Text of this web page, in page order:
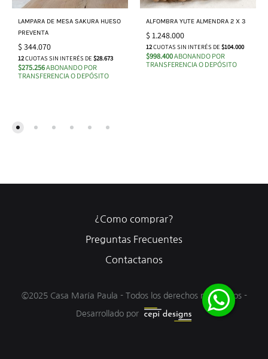
LAMPARA DE MESA SAKURA HUESO
PREVENTA
$ 344.070
12CUOTAS SIN INTERÉS DE $28.673
$275.256ABONANDO POR
TRANSFERENCIA O DEPÓSITO
ALFOMBRA YUTE ALMENDRA 2 X 3
$ 1.248.000
12CUOTAS SIN INTERÉS DE $104.000
$998.400ABONANDO POR
TRANSFERENCIA O DEPÓSITO
©2025 Casa María Paula - Todos los derechos reservados -
Desarrollado por
¿Como comprar?
Preguntas Frecuentes
Contactanos